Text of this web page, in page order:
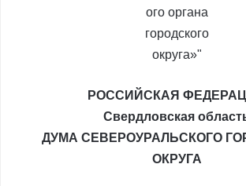
РОССИЙСКАЯ
Свердловская
ДУМА СЕВЕРОУРАЛЬСКОГО
ОКРУГА